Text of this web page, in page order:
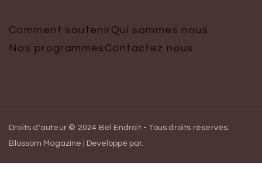
Comment soutenirQui sommes nous
Nos programmes Contactez nous
Droits d'auteur © 2024 Bel Endroit - Tous droits réservés.
Blossom Magazine | Developpé par.